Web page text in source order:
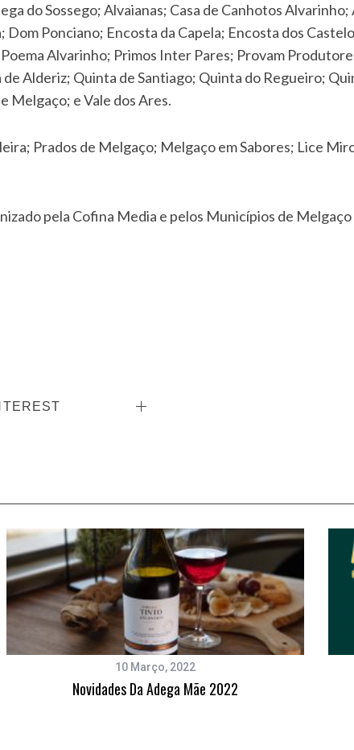
do Sossego; Alvaianas; Casa de Canhotos
Ponciano; Encosta da Capela; Encosta dos
Alvarinho; Primos Inter Pares; Provam
Alderiz; Quinta de Santiago; Quinta do Regueiro;
Melgaço; e Vale dos Ares.
Prados de Melgaço; Melgaço em Sabores; Lice
pela Cofina Media e pelos Municípios de
10 Março, 2022
Novidades Da Adega Mãe 2022